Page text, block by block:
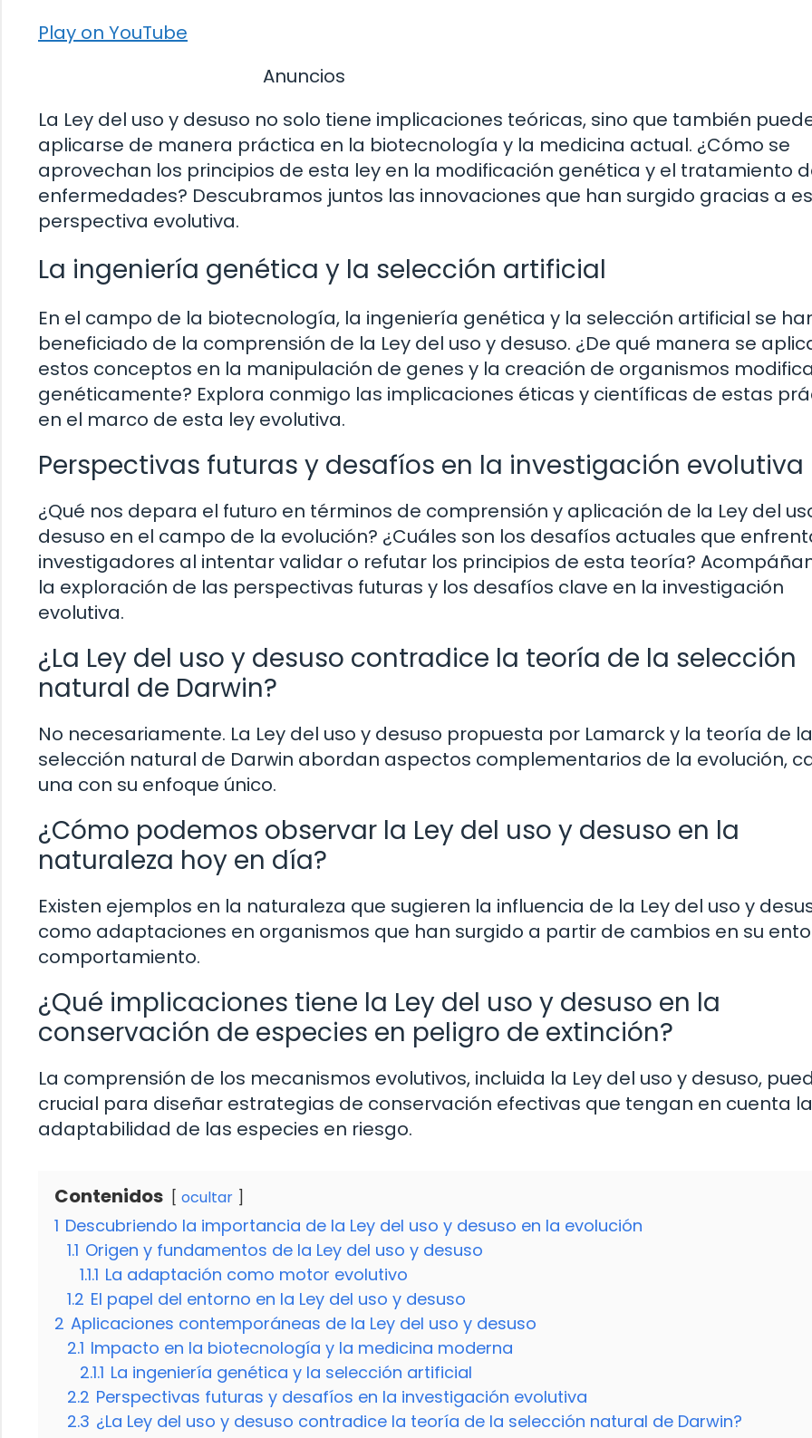
Play on YouTube
Anuncios
La Ley del uso y desuso no solo tiene implicaciones teóricas, sino que también
aplicarse de manera práctica en la biotecnología y la medicina actual. ¿Cómo se
aprovechan los principios de esta ley en la modificación genética y el tratamiento
enfermedades? Descubramos juntos las innovaciones que han surgido gracias a
perspectiva evolutiva.
La ingeniería genética y la selección artificial
En el campo de la biotecnología, la ingeniería genética y la selección artificial se
beneficiado de la comprensión de la Ley del uso y desuso. ¿De qué manera se
estos conceptos en la manipulación de genes y la creación de organismos
genéticamente? Explora conmigo las implicaciones éticas y científicas de estas
en el marco de esta ley evolutiva.
Perspectivas futuras y desafíos en la investigación evolutiva
¿Qué nos depara el futuro en términos de comprensión y aplicación de la Ley del
desuso en el campo de la evolución? ¿Cuáles son los desafíos actuales que
investigadores al intentar validar o refutar los principios de esta teoría?
la exploración de las perspectivas futuras y los desafíos clave en la investigación
evolutiva.
¿La Ley del uso y desuso contradice la teoría de la selección
natural de Darwin?
No necesariamente. La Ley del uso y desuso propuesta por Lamarck y la teoría de la
selección natural de Darwin abordan aspectos complementarios de la evolución,
una con su enfoque único.
¿Cómo podemos observar la Ley del uso y desuso en la
naturaleza hoy en día?
Existen ejemplos en la naturaleza que sugieren la influencia de la Ley del uso y
como adaptaciones en organismos que han surgido a partir de cambios en su
comportamiento.
¿Qué implicaciones tiene la Ley del uso y desuso en la
conservación de especies en peligro de extinción?
La comprensión de los mecanismos evolutivos, incluida la Ley del uso y desuso,
crucial para diseñar estrategias de conservación efectivas que tengan en cuenta la
adaptabilidad de las especies en riesgo.
Contenidos ocultar
1 Descubriendo la importancia de la Ley del uso y desuso en la evolución
1.1 Origen y fundamentos de la Ley del uso y desuso
1.1.1 La adaptación como motor evolutivo
1.2 El papel del entorno en la Ley del uso y desuso
2 Aplicaciones contemporáneas de la Ley del uso y desuso
2.1 Impacto en la biotecnología y la medicina moderna
2.1.1 La ingeniería genética y la selección artificial
2.2 Perspectivas futuras y desafíos en la investigación evolutiva
2.3 ¿La Ley del uso y desuso contradice la teoría de la selección natural de Darwin?